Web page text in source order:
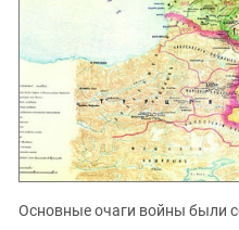
Основные очаги войны были